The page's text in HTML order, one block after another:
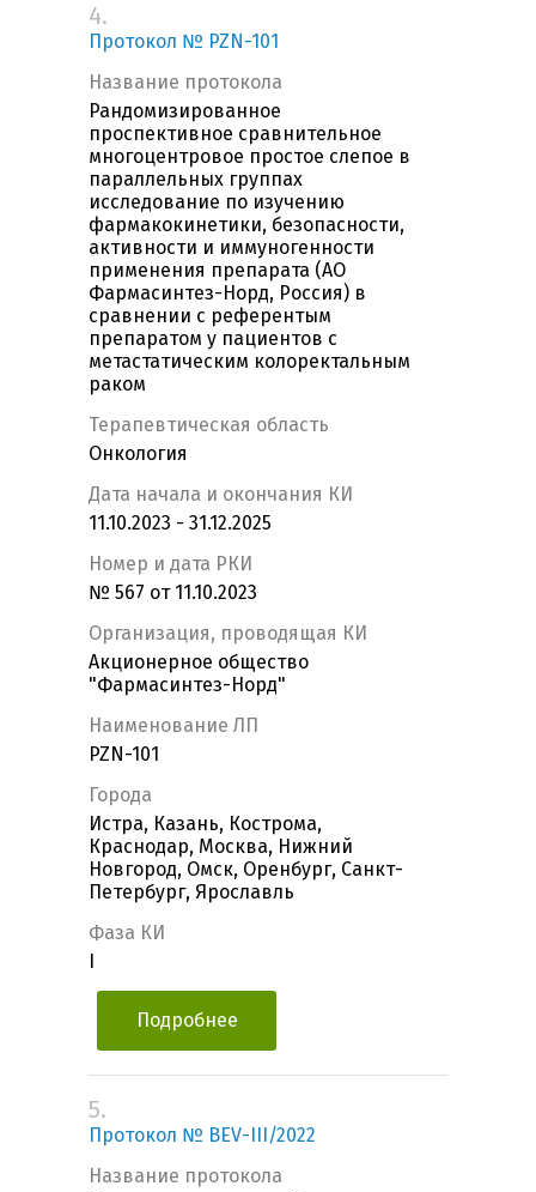
4.
Протокол № PZN-101
Название протокола
Рандомизированное
проспективное сравнительное
многоцентровое простое слепое в
параллельных группах
исследование по изучению
фармакокинетики, безопасности,
активности и иммуногенности
применения препарата (АО
Фармасинтез-Норд, Россия) в
сравнении с референтым
препаратом у пациентов c
метастатическим колоректальным
раком
Терапевтическая область
Онкология
Дата начала и окончания КИ
11.10.2023 - 31.12.2025
Номер и дата РКИ
№ 567 от 11.10.2023
Организация, проводящая КИ
Акционерное общество
"Фармасинтез-Норд"
Наименование ЛП
PZN-101
Города
Истра, Казань, Кострома,
Краснодар, Москва, Нижний
Новгород, Омск, Оренбург, Санкт-
Петербург, Ярославль
Фаза КИ
Подробнее
5.
Протокол № BEV-III/2022
Название протокола